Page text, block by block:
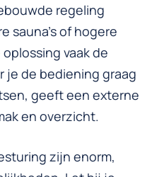
regeling
sauna’s of hogere
vaak de
je de bediening graag
geeft een externe
en overzicht.
zijn enorm,